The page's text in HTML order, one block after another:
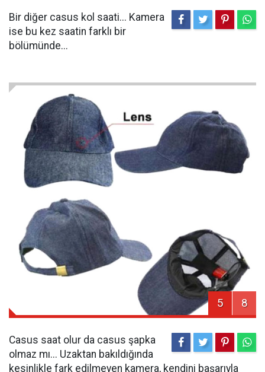
Bir diğer casus kol saati... Kamera
ise bu kez saatin farklı bir
bölümünde...
5 8
Casus saat olur da casus şapka
olmaz mı... Uzaktan bakıldığında
kesinlikle fark edilmeyen kamera, kendini başarıyla